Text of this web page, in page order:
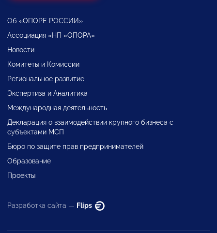
Об «ОПОРЕ РОССИИ»
Ассоциация «НП «ОПОРА»
Новости
Комитеты и Комиссии
Региональное развитие
Экспертиза и Аналитика
Международная деятельность
Декларация о взаимодействии крупного бизнеса с
субъектами МСП
Бюро по защите прав предпринимателей
Образование
Проекты
Разработка сайта — Flips